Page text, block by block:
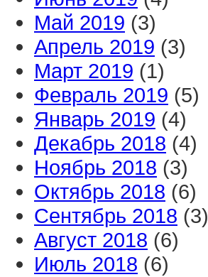
Май 2019 (3)
Апрель 2019 (3)
Март 2019 (1)
Февраль 2019 (5)
Январь 2019 (4)
Декабрь 2018 (4)
Ноябрь 2018 (3)
Октябрь 2018 (6)
Сентябрь 2018 (3)
Август 2018 (6)
Июль 2018 (6)